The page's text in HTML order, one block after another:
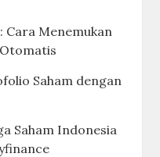
Cara Menemukan
Saham dengan
Saham Indonesia